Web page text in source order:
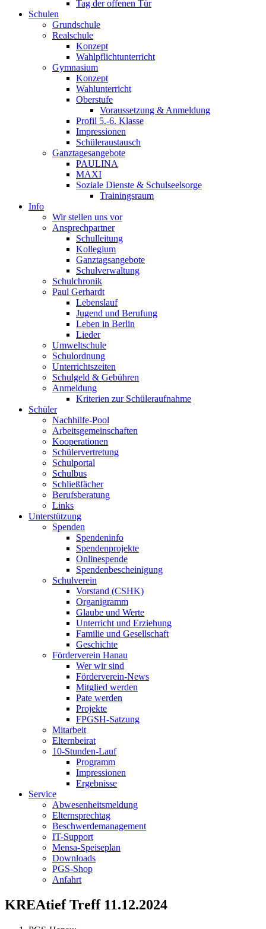
Tag der offenen Tür
Schulen
Grundschule
Realschule
Konzept
Wahlpflichtunterricht
Gymnasium
Konzept
Wahlunterricht
Oberstufe
Voraussetzung & Anmeldung
Profil 5.-6. Klasse
Impressionen
Schüleraustausch
Ganztagesangebote
PAULINA
MAXI
Soziale Dienste & Schulseelsorge
Trainingsraum
Info
Wir stellen uns vor
Ansprechpartner
Schulleitung
Kollegium
Ganztagsangebote
Schulverwaltung
Schulchronik
Paul Gerhardt
Lebenslauf
Jugend und Berufung
Leben in Berlin
Lieder
Umweltschule
Schulordnung
Unterrichtszeiten
Schulgeld & Gebühren
Anmeldung
Kriterien zur Schüleraufnahme
Schüler
Nachhilfe-Pool
Arbeitsgemeinschaften
Kooperationen
Schülervertretung
Schulportal
Schulbus
Schließfächer
Berufsberatung
Links
Unterstützung
Spenden
Spendeninfo
Spendenprojekte
Onlinespende
Spendenbescheinigung
Schulverein
Vorstand (CSHK)
Organigramm
Glaube und Werte
Unterricht und Erziehung
Familie und Gesellschaft
Geschichte
Förderverein Hanau
Wer wir sind
Förderverein-News
Mitglied werden
Pate werden
Projekte
FPGSH-Satzung
Mitarbeit
Elternbeirat
10-Stunden-Lauf
Programm
Impressionen
Ergebnisse
Service
Abwesenheitsmeldung
Elternsprechtag
Beschwerdemanagement
IT-Support
Mensa-Speiseplan
Downloads
PGS-Shop
Anfahrt
KREAtief Treff 11.12.2024